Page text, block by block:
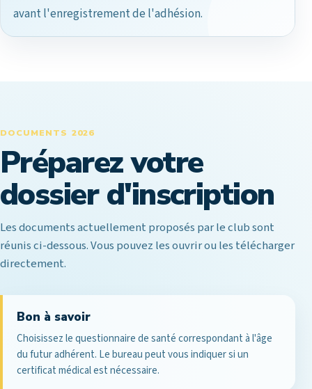
avant l'enregistrement de l'adhésion.
DOCUMENTS 2026
Préparez votre
dossier d'inscription
Les documents actuellement proposés par le club sont
réunis ci-dessous. Vous pouvez les ouvrir ou les télécharger
directement.
Bon à savoir
Choisissez le questionnaire de santé correspondant à l'âge
du futur adhérent. Le bureau peut vous indiquer si un
certificat médical est nécessaire.